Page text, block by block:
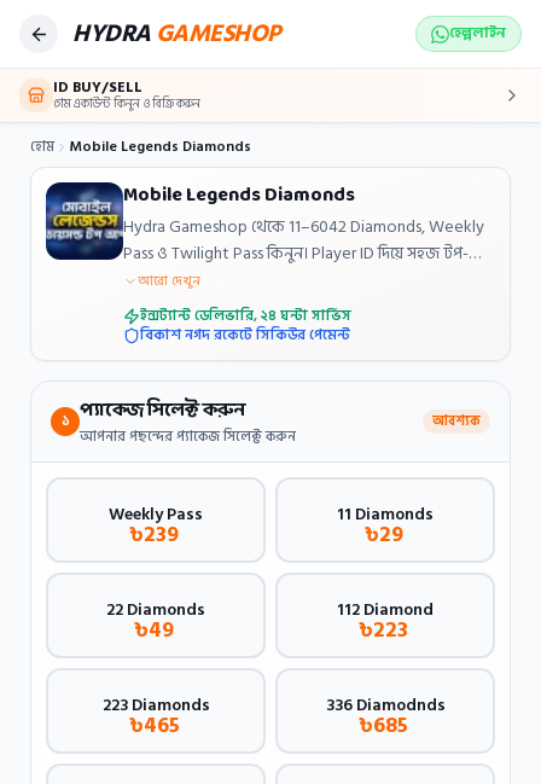
HYDRA GAMESHOP হেল্পলাইন
ID BUY/SELL
গেম একাউন্ট কিনুন ও বিক্রি করুন
হোম Mobile Legends Diamonds
Mobile Legends Diamonds
Hydra Gameshop থেকে 11–6042 Diamonds, Weekly
Pass ও Twilight Pass কিনুন। Player ID দিয়ে সহজ টপ-
আপ, বিকাশ/নগদ/রকেট পেমেন্ট।
আরো দেখুন
ইন্সট্যান্ট ডেলিভারি, ২৪ ঘন্টা সার্ভিস
বিকাশ নগদ রকেটে সিকিউর পেমেন্ট
১ প্যাকেজ সিলেক্ট করুন
আপনার পছন্দের প্যাকেজ সিলেক্ট করুন
আবশ্যক
Weekly Pass
৳239
11 Diamonds
৳29
22 Diamonds
৳49
112 Diamond
৳223
223 Diamonds
৳465
336 Diamodnds
৳685